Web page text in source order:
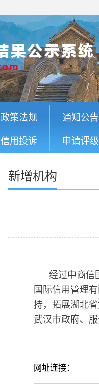
政策法规
信用投诉
通知公告
申请评级
新增机构
经过中商信国
国际信用管理
持，拓展湖北
武汉市政府、
网址连接：